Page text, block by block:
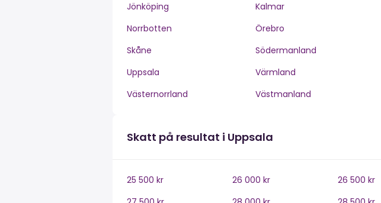
Jönköping
Kalmar
Norrbotten
Örebro
Skåne
Södermanland
Uppsala
Värmland
Västernorrland
Västmanland
Skatt på resultat i Uppsala
25 500 kr 26 000 kr 26 500 kr